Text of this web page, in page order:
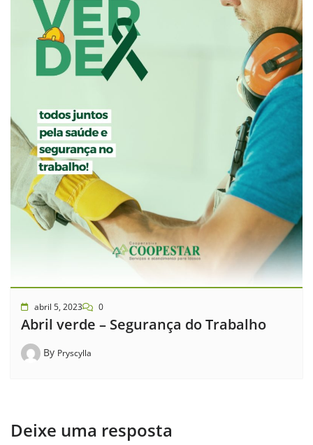
abril 5, 2023 0
Abril verde – Segurança do Trabalho
By Pryscylla
Deixe uma resposta